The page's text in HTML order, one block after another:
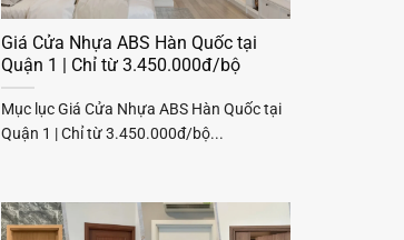
Giá Cửa Nhựa ABS Hàn Quốc tại
Quận 1 | Chỉ từ 3.450.000đ/bộ
Mục lục Giá Cửa Nhựa ABS Hàn Quốc tại
Quận 1 | Chỉ từ 3.450.000đ/bộ...